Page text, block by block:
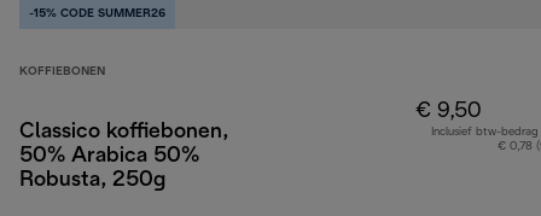
-15% CODE SUMMER26
KOFFIEBONEN
Classico koffiebonen,
50% Arabica 50%
Robusta, 250g
€ 9,50
Inclusief btw-bedrag
€ 0,78